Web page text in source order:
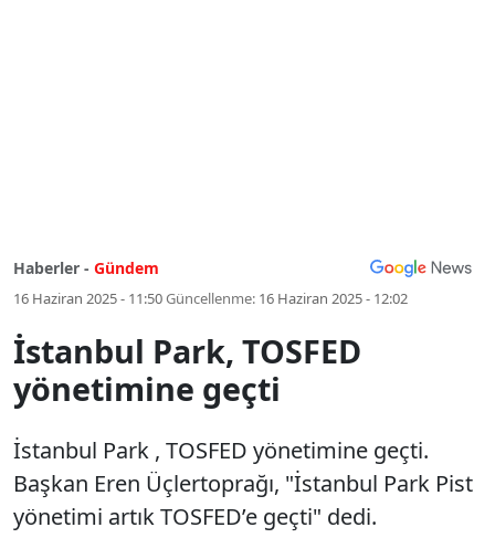
Haberler - Gündem
16 Haziran 2025 - 11:50Güncellenme: 16 Haziran 2025 - 12:02
İstanbul Park, TOSFED
yönetimine geçti
İstanbul Park , TOSFED yönetimine geçti.
Başkan Eren Üçlertoprağı, "İstanbul Park Pist
yönetimi artık TOSFED’e geçti" dedi.